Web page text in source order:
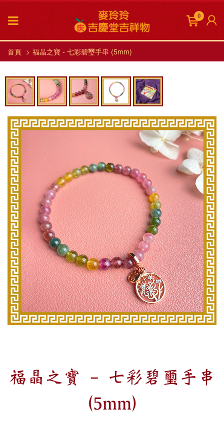
0
首頁 福晶之寶 - 七彩碧璽手串 (5mm)
福晶之寶 - 七彩碧璽手串
(5mm)